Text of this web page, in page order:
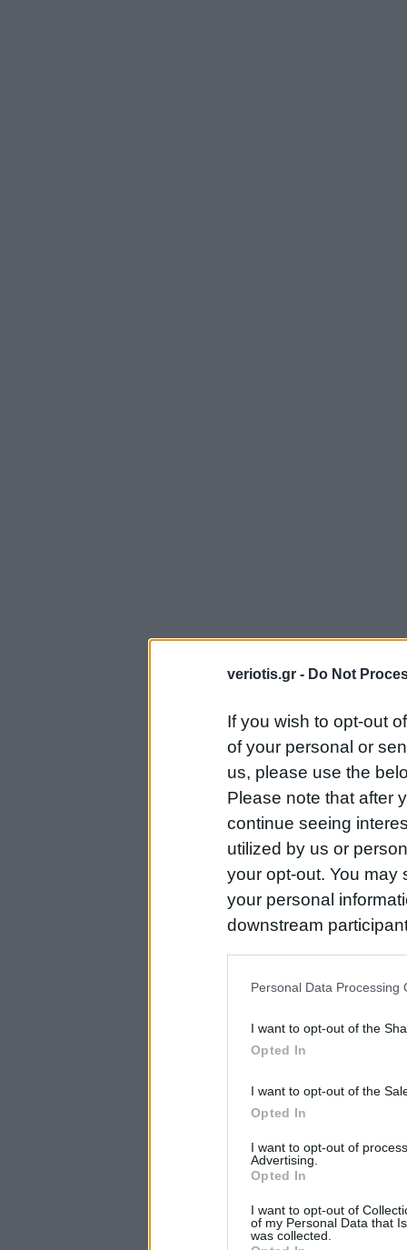
veriotis.gr - Do Not
If you wish to opt-out
of your personal or
us, please use the
Please note that after
continue seeing
utilized by us or
your opt-out. You may
your personal
downstream
us to third parties on
Personal Data Processing
I want to opt-out of the
Opted In
I want to opt-out of the
Opted In
I want to opt-out of
Advertising.
Opted In
I want to opt-out of
of my Personal Data that
was collected.